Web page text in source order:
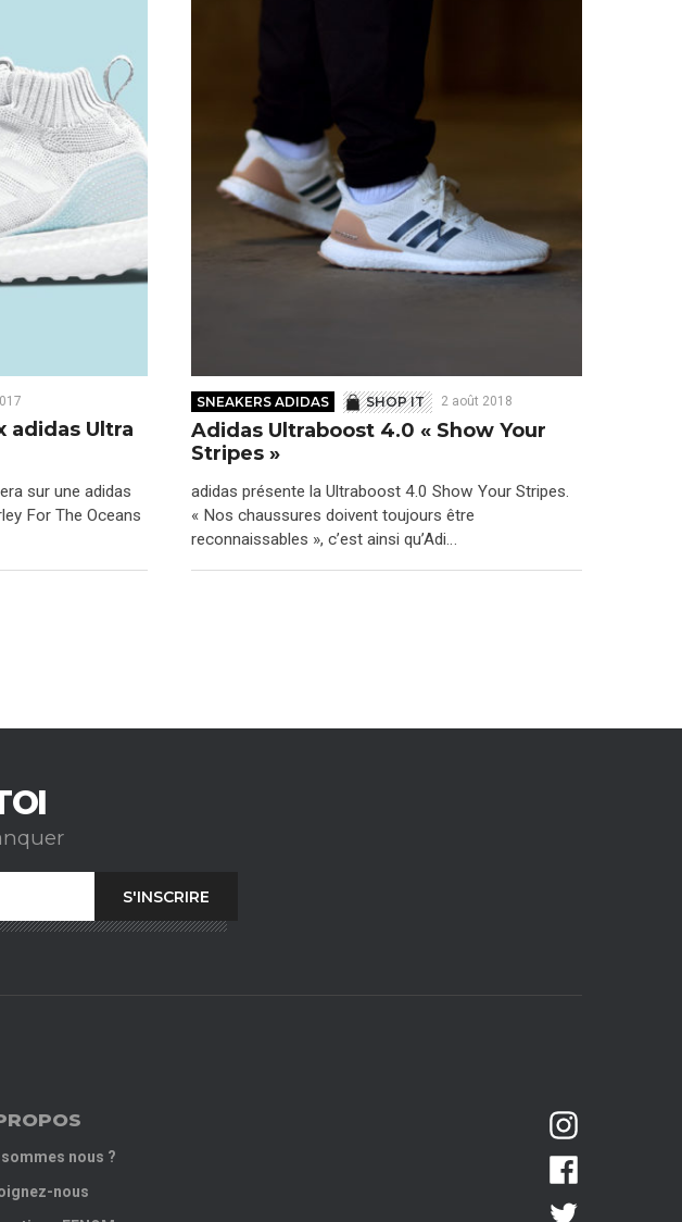
adidas Ultra
sur une adidas
For The Oceans
SNEAKERS ADIDAS SHOP IT 2 août 2018
Adidas Ultraboost 4.0 « Show Your
Stripes »
adidas présente la Ultraboost 4.0 Show Your Stripes.
« Nos chaussures doivent toujours être
reconnaissables », c’est ainsi qu’Adi…
sommes nous ?
nous